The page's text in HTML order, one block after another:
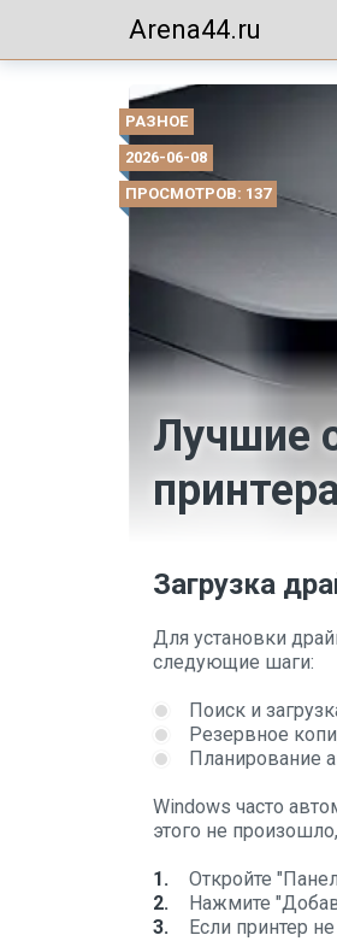
Arena44.ru
РАЗНОЕ
2026-06-08
ПРОСМОТРОВ: 137
Лучшие
Загрузка
Для установки
следующие шаги:
Поиск и
Резервное
Планирование
Windows часто
этого не
Откройте
Нажмите
Если принтер